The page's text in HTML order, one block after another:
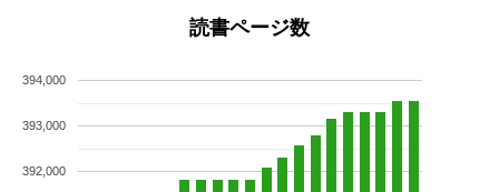
読書ページ数
392,000
393,000
394,000